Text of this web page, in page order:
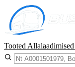
Tooted Allalaadimised